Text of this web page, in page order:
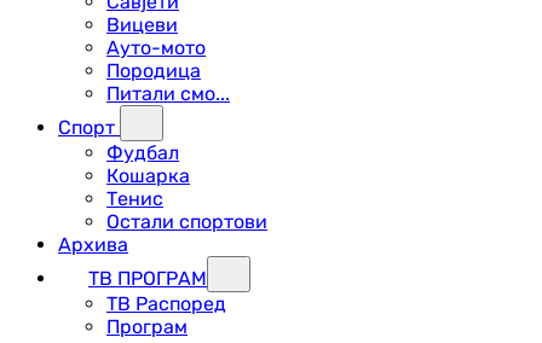
Вицеви
Ауто-мото
Породица
Питали смо...
Спорт
Фудбал
Кошарка
Тенис
Остали спортови
Архива
ТВ ПРОГРАМ
ТВ Распоред
Програм